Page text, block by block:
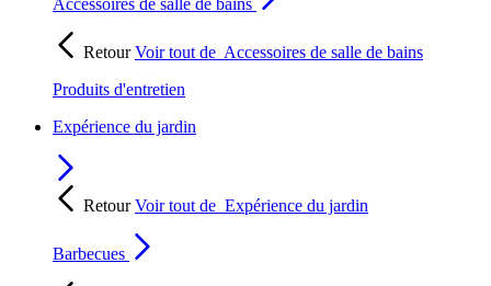
RetourVoir tout de Accessoires de salle de bains
Produits d'entretien
Expérience du jardin
RetourVoir tout de Expérience du jardin
Barbecues